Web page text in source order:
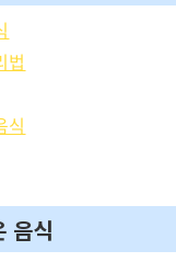
법
식
음식